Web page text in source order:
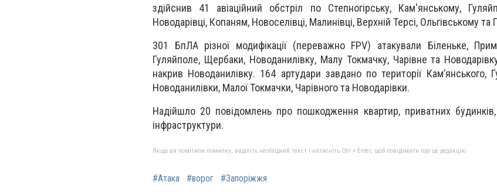
здійснив 41 авіаційний обстріл по Степногірську, Кам'янському,
Новодарівці, Копаням, Новоселівці, Малинівці, Верхній Терсі, Ольгівському та
301 БпЛА різної модифікації (переважно FPV) атакували Біленьке,
Гуляйполе, Щербаки, Новоданилівку, Малу Токмачку, Чарівне та
накрив Новоданилівку. 164 артудари завдано по території Камʼянського,
Новоданилівки, Малої Токмачки, Чарівного та Новодарівки.
Надійшло 20 повідомлень про пошкодження квартир, приватних будинків,
інфраструктури.
Якщо ви помітили помилку, виділіть необхідний текст і натисніть Ctrl + Enter, щоб повідомити про це редакцію
#Атака #ворог #Запоріжжя